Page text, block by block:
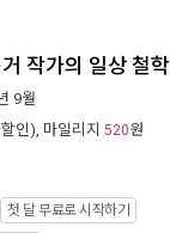
작가의 일상 철학
9월
할인), 마일리지 520원
첫 달 무료로 시작하기